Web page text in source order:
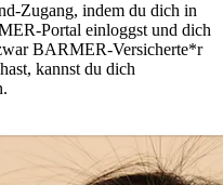
Zugang, indem du dich in
Portal einloggst und dich
BARMER-Versicherte*r
kannst du dich